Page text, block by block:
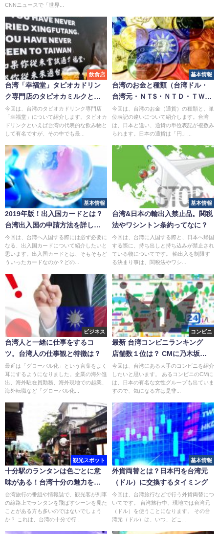
CNNニュースで「世界...
飲食店
台湾「幸福堂」タピオカドリン
ク専門店のタピオカミルクと
は？
今回は、台湾のタピオカドリンク専門店
「幸福堂」について紹介します。タピオカ
ドリンクといえば台湾の代表的な飲み物と
して有名ですが、その中でも最...
基本情報
台湾のお金と種類（台湾ドル・
台湾元・ＮＴ$・ＮＴＤ・ＴＷ
Ｄ）
今回は、台湾のお金（通貨）の種類と、単
位表記の違いについて紹介します。台湾
は、日本と違い、通貨の単位表記が複数み
られます。日本の通貨は「円」...
基本情報
2019年版！出入国カードとは？
台湾出入国の申請方法を詳しく
解説
今回は、台湾へ入国する際には必ず必要に
なる、出入国カードについて紹介したいと
思います。出入国カードとは、そもそもど
ういったカードなのか？どの...
基本情報
台湾&日本の輸出入禁止品。関税
法やワシントン条約ってなに？
今回は、台湾に入国する際と、日本へ帰国
する際に、持ち出しと持ち込みが禁止され
ている物についてです。 輸出入を制限す
る決まり事は、関税法やワシ...
ビジネス
台湾人と一緒に仕事をするコ
ツ。台湾人の仕事観と特徴は？
最近は「グローバル化」という言葉をよく
耳にするようになりました。企業の海外進
出、海外駐在員勤務、海外現地での起業、
海外転職など「グローバル化...
コンビニ
最新 台湾コンビニランキング
店舗数１位は？ CMに乃木坂
46？
今回は、台湾にある大手のコンビニを紹介
したいと思います。 あるコンビニのCMに
は、日本の有名な女性グループも出ていま
すので、気になる方は是非...
観光スポット
十分駅のランタンは色ごとに意
味がある！台湾十分の魅力を紹
介！
台湾旅行の番組や情報誌で、観光客が列車
の線路上でランタンを飛ばすシーンを見た
ことがある方も多いのではないでしょう
か？ これは、台湾の十分で行...
基本情報
外貨両替とは？日本円を台湾元
（ドル）に交換するタイミング
今回は、台湾旅行などで行う外貨両替につ
いてです。 台湾旅行中、現地では台湾元
（ドル）を使うことになります。 その台
湾元（ドル）は、いつ、どこ...